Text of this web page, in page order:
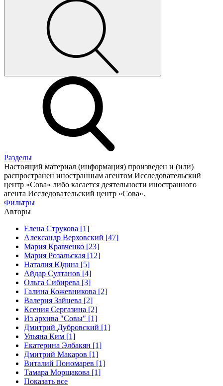
Разделы
Настоящий материал (информация) произведен и (или)
распространен иностранным агентом Исследовательский
центр «Сова» либо касается деятельности иностранного
агента Исследовательский центр «Сова».
Фильтры
Авторы
Елена Струкова [1]
Александр Верховский [47]
Мария Кравченко [23]
Мария Розальская [12]
Наталия Юдина [5]
Айдар Султанов [4]
Ольга Сибирева [3]
Галина Кожевникова [2]
Валерия Зайцева [2]
Ксения Сергазина [2]
Из архива "Совы" [1]
Дмитрий Дубровский [1]
Ульяна Ким [1]
Екатерина Элбакян [1]
Дмитрий Макаров [1]
Виталий Пономарев [1]
Тамара Морщакова [1]
Показать все